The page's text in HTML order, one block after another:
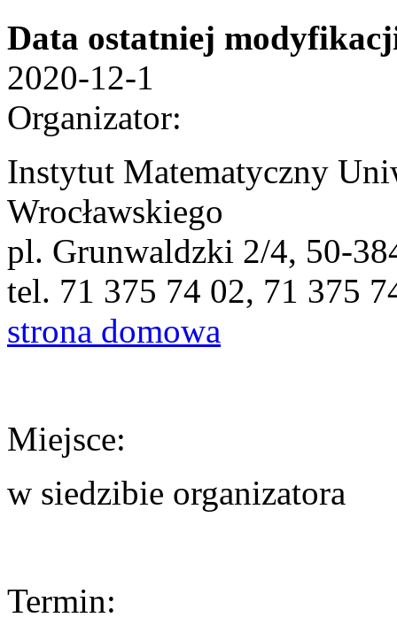
Data ostatniej
2020-12-1
Organizator:
Instytut Matematyczny
Wrocławskiego
pl. Grunwaldzki 2/4, 50-
tel. 71 375 74 02, 71 375
strona domowa
Miejsce:
w siedzibie organizatora
Termin: